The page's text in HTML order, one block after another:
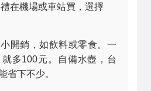
在機場或車站買，選擇
開銷，如飲料或零食。一
多100元。自備水壺，台
省下不少。